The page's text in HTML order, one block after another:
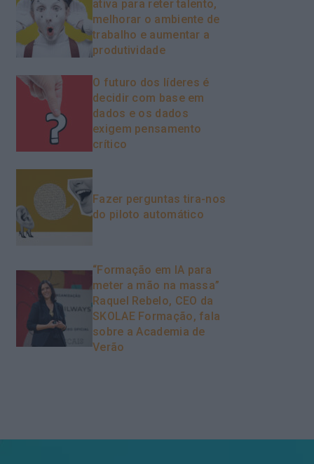
ativa para reter talento,
melhorar o ambiente de
trabalho e aumentar a
produtividade
O futuro dos líderes é
decidir com base em
dados e os dados
exigem pensamento
crítico
Fazer perguntas tira-nos
do piloto automático
“Formação em IA para
meter a mão na massa”
Raquel Rebelo, CEO da
SKOLAE Formação, fala
sobre a Academia de
Verão